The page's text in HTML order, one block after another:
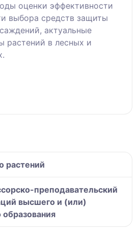
оценки эффективности
выбора средств защиты
актуальные
растений в лесных и
растений
преподавательский
высшего и (или)
образования